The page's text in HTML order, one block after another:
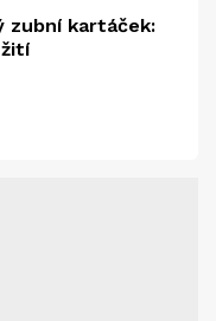
kartáček: